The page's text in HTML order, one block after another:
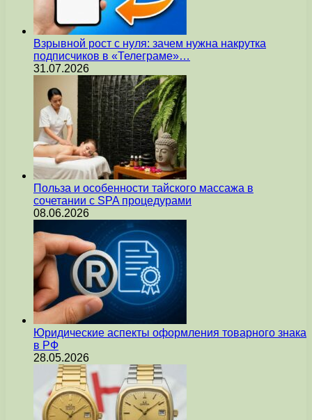
Взрывной рост с нуля: зачем нужна накрутка
подписчиков в «Телеграме»…
31.07.2026
Польза и особенности тайского массажа в
сочетании с SPA процедурами
08.06.2026
Юридические аспекты оформления товарного знака
в РФ
28.05.2026